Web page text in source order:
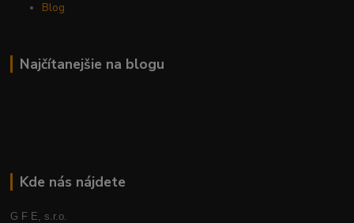
Blog
Najčítanejšie na blogu
Kde nás nájdete
G F E, s.r.o.